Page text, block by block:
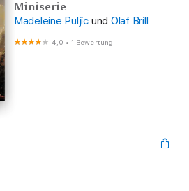
Miniserie
Madeleine Puljic und Olaf Brill
4,0 •1 Bewertung